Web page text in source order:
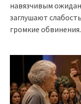
навязчивым
заглушают
громкие обвинения.